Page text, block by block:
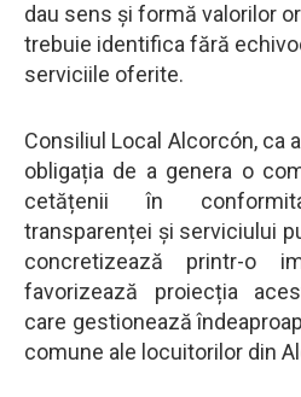
dau sens și formă valorilor
trebuie identifica fără
serviciile oferite.
Consiliul Local Alcorcón, ca
obligația de a genera o
cetățenii în
transparenței și serviciului
concretizează printr-o
favorizează proiecția
care gestionează
comune ale locuitorilor din